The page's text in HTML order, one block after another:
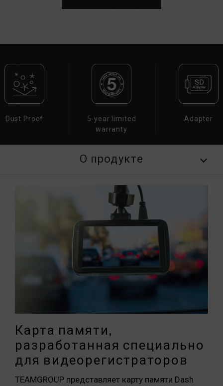
Dust Proof
5-year limited
warranty
Adapter
О продукте
Карта памяти,
разработанная специально
для видеорегистраторов
TEAMGROUP представляет карту памяти Dash